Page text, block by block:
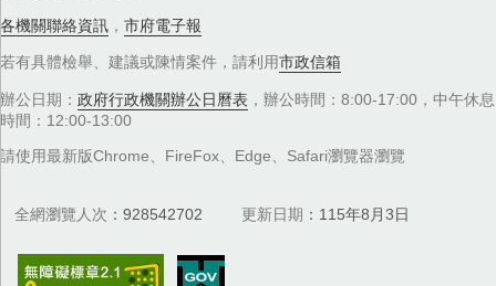
各機關聯絡資訊 ， 市府電子報
若有具體檢舉、建議或陳情案件，請利用市政信箱
辦公日期： 政府行政機關辦公日曆表 ，辦公時間：8:00-17:00，中午休息
時間：12:00-13:00
請使用最新版Chrome、FireFox、Edge、Safari瀏覽器瀏覽
全網瀏覽人次 928542702 更新日期 115年8月3日